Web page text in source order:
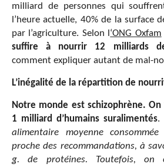
milliard de personnes qui
l’heure actuelle, 40% de la surface
par l’agriculture. Selon l ‘ONG Oxfam
suffire à nourrir 12 milliards
comment expliquer autant de mal-
L’inégalité de la répartition de
Notre monde est schizophrène.
1 milliard d’humains suralimentés.
alimentaire moyenne
proche des recommandations, à
g. de protéines. Toutefois, on